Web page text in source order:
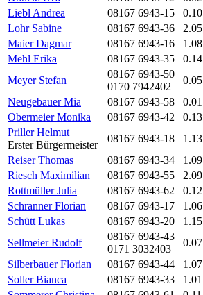
Liebl Andrea
08167 6943-15 0.10
Lohr Sabine
08167 6943-36 2.05
Maier Dagmar
08167 6943-16 1.08
Mehl Erika
08167 6943-35 0.14
Meyer Stefan
08167 6943-50
0170 7942402
0.05
Neugebauer Mia
08167 6943-58 0.01
Obermeier Monika
08167 6943-42 0.13
Priller Helmut
Erster Bürgermeister
08167 6943-18 1.13
Reiser Thomas
08167 6943-34 1.09
Riesch Maximilian
08167 6943-55 2.09
Rottmüller Julia
08167 6943-62 0.12
Schranner Florian
08167 6943-17 1.06
Schütt Lukas
08167 6943-20 1.15
Sellmeier Rudolf
08167 6943-43
0171 3032403
0.07
Silberbauer Florian
08167 6943-44 1.07
Soller Bianca
08167 6943-33 1.01